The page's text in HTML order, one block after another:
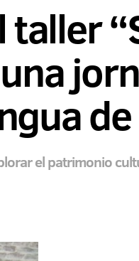
el patrimonio